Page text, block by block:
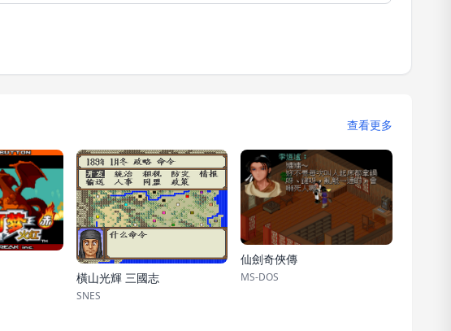
查看更多
橫山光輝 三國志
SNES
仙劍奇俠傳
MS-DOS